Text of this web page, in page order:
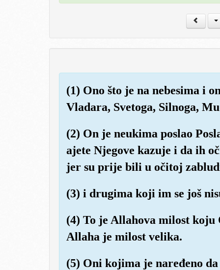
(1) Ono što je na nebesima i
Vladara, Svetoga, Silnoga,
(2) On je neukima poslao
ajete Njegove kazuje i da ih
jer su prije bili u očitoj
(3) i drugima koji im se još
(4) To je Allahova milost koju
Allaha je milost velika.
(5) Oni kojima je naređeno